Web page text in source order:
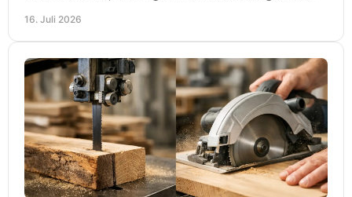
16. Juli 2026